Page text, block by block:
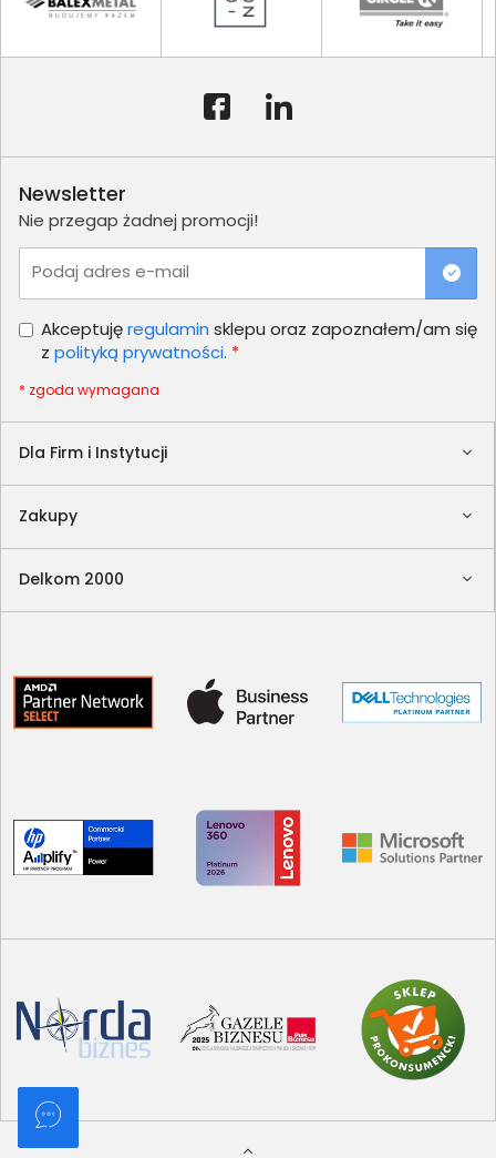
Dla Firm i Instytucji
Zakupy
Delkom 2000
Newsletter
Nie przegap żadnej promocji!
Podaj adres e-mail
Akceptujęregulamin sklepu oraz zapoznałem/am się
z polityką prywatności. *
* zgoda wymagana